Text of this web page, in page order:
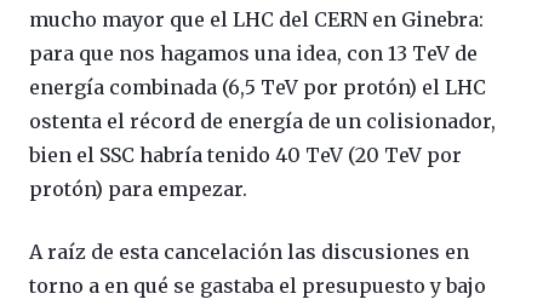
mucho mayor que el LHC del CERN en Ginebra:
para que nos hagamos una idea, con 13 TeV de
energía combinada (6,5 TeV por protón) el LHC
ostenta el récord de energía de un colisionador,
bien el SSC habría tenido 40 TeV (20 TeV por
protón) para empezar.
A raíz de esta cancelación las discusiones en
torno a en qué se gastaba el presupuesto y bajo